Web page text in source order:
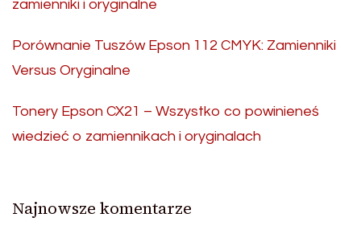
zamienniki i oryginalne
Porównanie Tuszów Epson 112 CMYK: Zamienniki
Versus Oryginalne
Tonery Epson CX21 – Wszystko co powinieneś
wiedzieć o zamiennikach i oryginalach
Najnowsze komentarze